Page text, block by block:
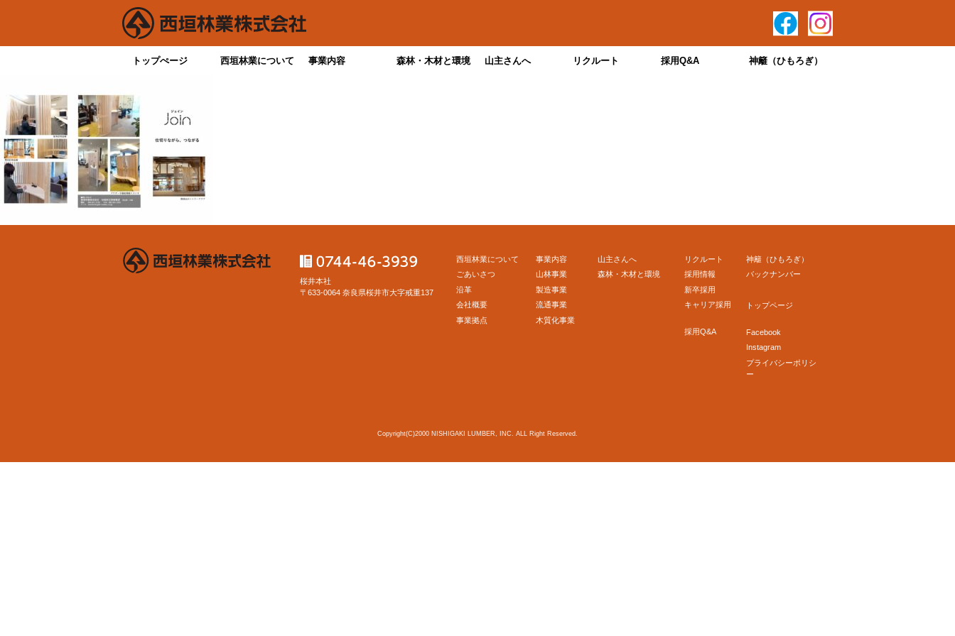
トップぺージ 西垣林業について 事業内容 森林・木材と環境 山主さんへ リクルート 採用Q&A 神籬（ひもろぎ）
桜井本社
〒633-0064 奈良県桜井市大字戒重137
西垣林業について
ごあいさつ
沿革
会社概要
事業拠点
事業内容
山林事業
製造事業
流通事業
木質化事業
山主さんへ
森林・木材と環境
リクルート
採用情報
新卒採用
キャリア採用
採用Q&A
神籬（ひもろぎ）
バックナンバー
トップページ
Facebook
Instagram
プライバシーポリシ
ー
Copyright(C)2000 NISHIGAKI LUMBER, INC. ALL Right Reserved.